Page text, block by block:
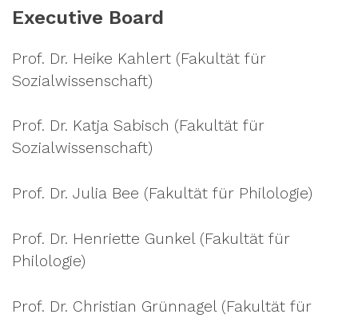
Executive Board
Prof. Dr. Heike Kahlert (Fakultät für
Sozialwissenschaft)
Prof. Dr. Katja Sabisch (Fakultät für
Sozialwissenschaft)
Prof. Dr. Julia Bee (Fakultät für Philologie)
Prof. Dr. Henriette Gunkel (Fakultät für
Philologie)
Prof. Dr. Christian Grünnagel (Fakultät für